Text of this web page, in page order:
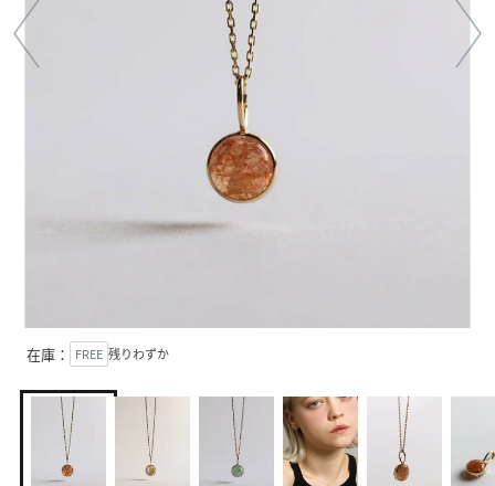
在庫： FREE 残りわずか